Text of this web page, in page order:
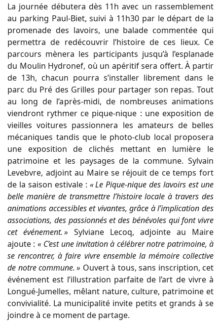
La journée débutera dès 11h avec un rassemblement
au parking Paul-Biet, suivi à 11h30 par le départ de la
promenade des lavoirs, une balade commentée qui
permettra de redécouvrir l’histoire de ces lieux. Ce
parcours mènera les participants jusqu’à l’esplanade
du Moulin Hydronef, où un apéritif sera offert. À partir
de 13h, chacun pourra s’installer librement dans le
parc du Pré des Grilles pour partager son repas. Tout
au long de l’après-midi, de nombreuses animations
viendront rythmer ce pique-nique : une exposition de
vieilles voitures passionnera les amateurs de belles
mécaniques tandis que le photo-club local proposera
une exposition de clichés mettant en lumière le
patrimoine et les paysages de la commune. Sylvain
Levebvre, adjoint au Maire se réjouit de ce temps fort
de la saison estivale : « Le Pique-nique des lavoirs est une
belle manière de transmettre l’histoire locale à travers des
animations accessibles et vivantes, grâce à l’implication des
associations, des passionnés et des bénévoles qui font vivre
cet événement. » Sylviane Lecoq, adjointe au Maire
ajoute : « C’est une invitation à célébrer notre patrimoine, à
se rencontrer, à faire vivre ensemble la mémoire collective
de notre commune. » Ouvert à tous, sans inscription, cet
événement est l’illustration parfaite de l’art de vivre à
Longué-Jumelles, mêlant nature, culture, patrimoine et
convivialité. La municipalité invite petits et grands à se
joindre à ce moment de partage.